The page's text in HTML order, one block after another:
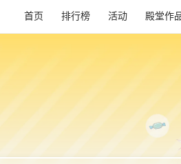
首页 排行榜 活动 殿堂作